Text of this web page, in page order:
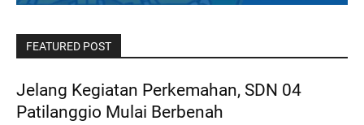
FEATURED POST
Jelang Kegiatan Perkemahan, SDN 04
Patilanggio Mulai Berbenah